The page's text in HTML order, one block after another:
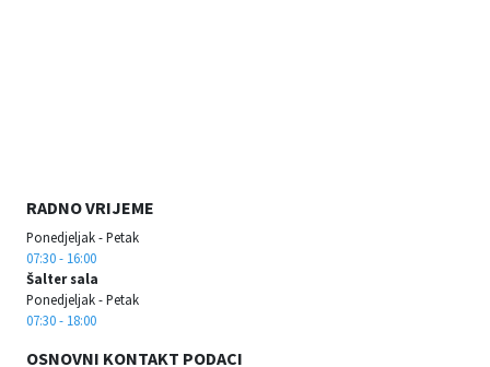
RADNO VRIJEME
Ponedjeljak - Petak
07:30 - 16:00
Šalter sala
Ponedjeljak - Petak
07:30 - 18:00
OSNOVNI KONTAKT PODACI